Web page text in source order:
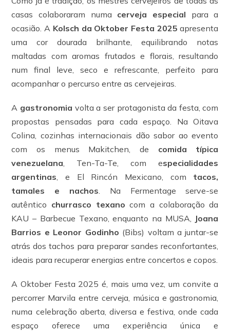
casas colaboraram numacerveja especial para a
ocasião. A Kolsch da Oktober Festa 2025 apresenta
uma cor dourada brilhante, equilibrando notas
maltadas com aromas frutados e florais, resultando
num final leve, seco e refrescante, perfeito para
acompanhar o percurso entre as cervejeiras.
A gastronomia volta a ser protagonista da festa, com
propostas pensadas para cada espaço. Na Oitava
Colina, cozinhas internacionais dão sabor ao evento
com os menus Makitchen, de comida típica
venezuelana , Ten-Ta-Te, com especialidades
argentinas , e El Rincón Mexicano, com tacos,
tamales e nachos . Na Fermentage serve-se
autêntico churrasco texano com a colaboração da
KAU – Barbecue Texano, enquanto na MUSA,
Joana
Barrios e Leonor Godinho (Bibs) voltam a juntar-se
atrás dos tachos para preparar sandes reconfortantes,
ideais para recuperar energias entre concertos e copos.
A Oktober Festa 2025 é, mais uma vez, um convite a
percorrer Marvila entre cerveja, música e gastronomia,
numa celebração aberta, diversa e festiva, onde cada
espaço oferece uma experiência única e